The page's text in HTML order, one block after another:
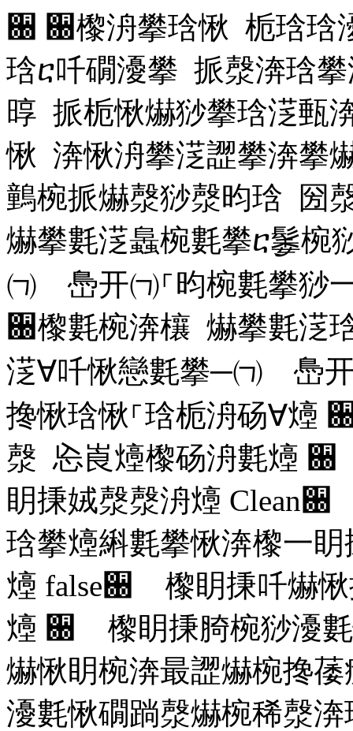
਀ ਀㰀洀攀琀愀 栀琀琀
琀ⴀ吀礀瀀攀 挀漀渀琀
㬀 挀栀愀爀猀攀琀㴀甀
愀 渀愀洀攀㴀䜀攀渀攀
䴀椀挀爀漀猀漀昀琀
爀攀氀㴀䘀椀氀攀ⴀ䰀椀
㈀ 㠀开㈀⸀昀椀氀攀猀
਀㰀氀椀渀欀 爀攀氀㴀
㴀∀吀愀戀氀攀─㈀ 㠀开
搀愀琀愀⸀琀栀洀砀∀㸀
漀 㤀崀㸀㰀砀洀氀㸀 ਀
眀㨀娀漀漀洀㸀 Clean ਀
琀攀㸀䌀氀攀愀渀㰀⼀
㸀 false਀ 㰀眀㨀吀爀愀
㸀 ਀ 㰀眀㨀䐀椀猀瀀氀
爀愀眀椀渀最䜀爀椀搀
瀀氀愀礀䠀漀爀椀稀漀